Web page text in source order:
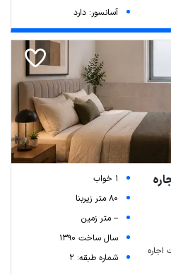
آسانسور: دارد
1 خواب
80 متر زیربنا
-- متر زمین
سال ساخت 1390
شماره طبقه: 2